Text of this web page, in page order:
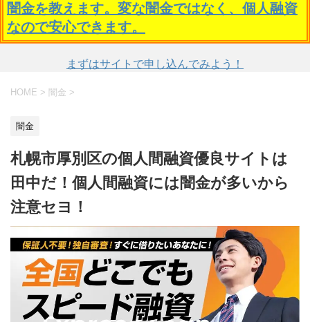
闇金を教えます。変な闇金ではなく、個人融資
なので安心できます。
まずはサイトで申し込んでみよう！
HOME > 闇金 >
闇金
札幌市厚別区の個人間融資優良サイトは
田中だ！個人間融資には闇金が多いから
注意セヨ！